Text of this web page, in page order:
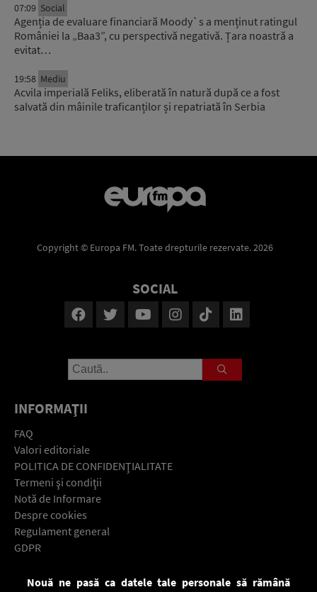
07:09 Social
Agenția de evaluare financiară Moody`s a menținut ratingul
României la „Baa3”, cu perspectivă negativă. Țara noastră a
evitat…
19:58 Mediu
Acvila imperială Feliks, eliberată în natură după ce a fost
salvată din mâinile traficanților și repatriată în Serbia
Copyright © Europa FM. Toate drepturile rezervate. 2026
SOCIAL
INFORMAŢII
FAQ
Valori editoriale
POLITICA DE CONFIDENŢIALITATE
Termeni şi condiţii
Notă de Informare
Despre cookies
Regulament general
GDPR
Descarcă gratuit aplicaţia Europa FM pentru smartphone:
Nouă ne pasă ca datele tale personale să rămână